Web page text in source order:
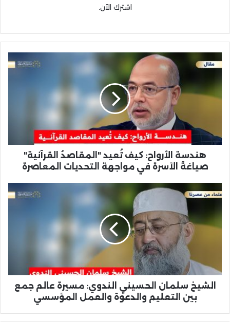
اشترك الآن.
هندسة الأرواح: كيف تُعيد "المقاصدُ القرآنية"
صياغةَ الأسرة في مواجهة التحديات المعاصرة
الشيخ سلمان الحسيني الندوي: مسيرة عالم جمع
بين التعليم والدعوة والعمل المؤسسي